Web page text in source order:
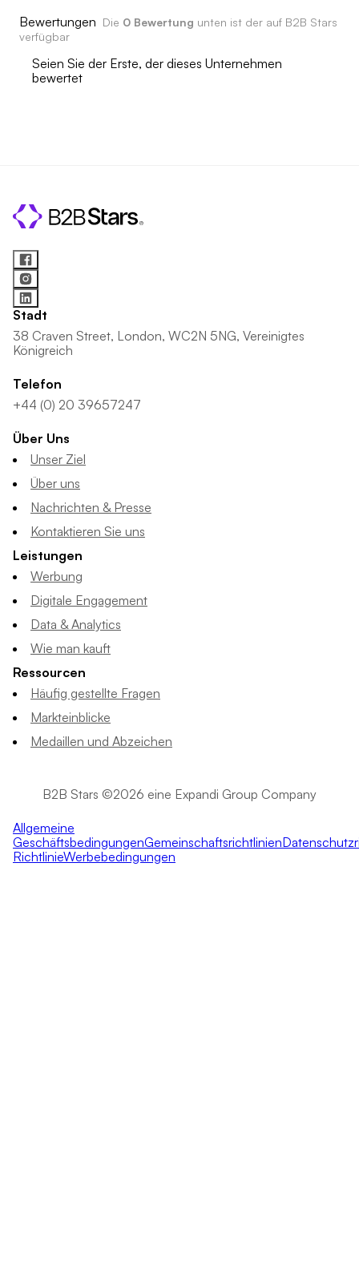
Bewertungen Die 0 Bewertung unten ist der auf B2B Stars
verfügbar
Seien Sie der Erste, der dieses Unternehmen
bewertet
Stadt
38 Craven Street, London, WC2N 5NG, Vereinigtes
Königreich
Telefon
+44 (0) 20 39657247
Über Uns
Unser Ziel
Über uns
Nachrichten & Presse
Kontaktieren Sie uns
Leistungen
Werbung
Digitale Engagement
Data & Analytics
Wie man kauft
Ressourcen
Häufig gestellte Fragen
Markteinblicke
Medaillen und Abzeichen
B2B Stars ©2026 eine Expandi Group Company
Allgemeine
GeschäftsbedingungenGemeinschaftsrichtlinien
RichtlinieWerbebedingungen